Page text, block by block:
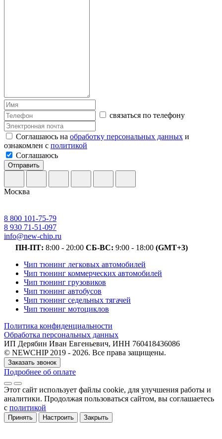
связаться по телефону
Соглашаюсь на обработку персональных данных и
ознакомлен с политикой
Соглашаюсь
Отправить
Москва
8 800 101-75-79
8 930 71-51-097
info@new-chip.ru
ПН-ПТ: 8:00 - 20:00 СБ-ВС: 9:00 - 18:00 (GMT+3)
Чип тюнинг легковых автомобилей
Чип тюнинг коммерческих автомобилей
Чип тюнинг грузовиков
Чип тюнинг автобусов
Чип тюнинг седельных тягачей
Чип тюнинг мотоциклов
Политика конфиденциальности
Обработка персональных данных
ИП Дерябин Иван Евгеньевич, ИНН 760418436086
© NEWCHIP 2019 - 2026. Все права защищены.
Заказать звонок
Подробнее об оплате
Этот сайт использует файлы cookie, для улучшения работы и
аналитики. Продолжая пользоваться сайтом, вы соглашаетесь
с политикой
Принять Настроить Закрыть